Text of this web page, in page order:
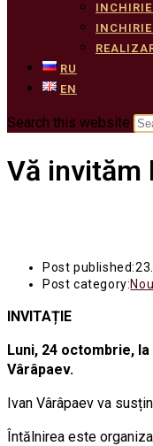
RU
EN
Search this website
Vă invităm
Post published:
Post category:
INVITAȚIE
Luni, 24 octombrie,
Vârâpaev.
Ivan Vârâpaev va
Întălnirea este